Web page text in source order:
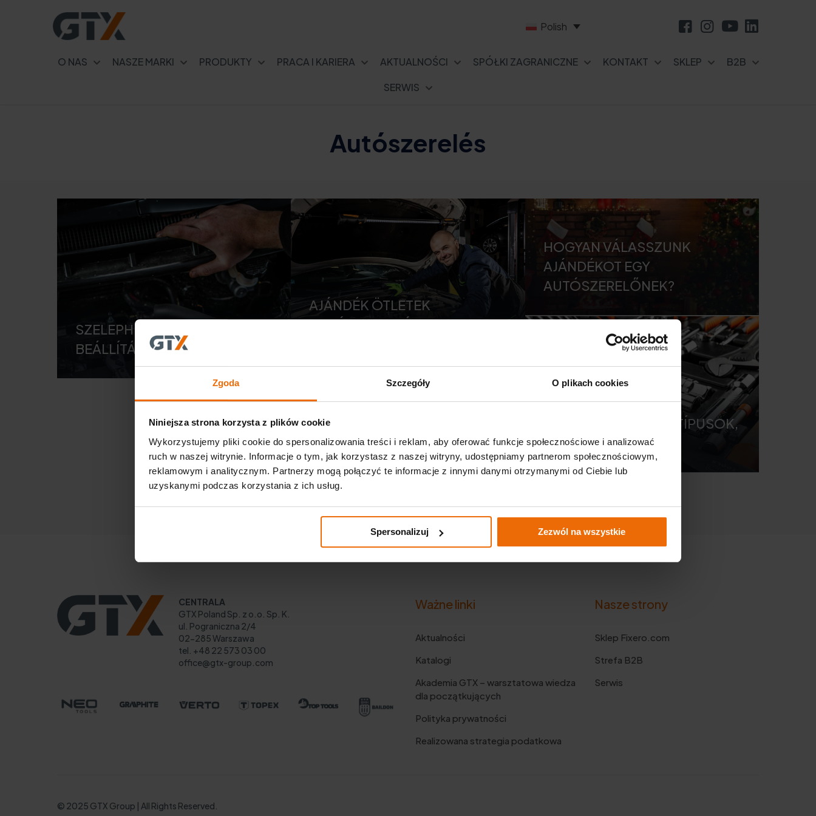
Zgoda Szczegóły O plikach cookies
Niniejsza strona korzysta z plików cookie
Wykorzystujemy pliki cookie do spersonalizowania treści i reklam, aby oferować funkcje społecznościowe i analizować
ruch w naszej witrynie. Informacje o tym, jak korzystasz z naszej witryny, udostępniamy partnerom społecznościowym,
reklamowym i analitycznym. Partnerzy mogą połączyć te informacje z innymi danymi otrzymanymi od Ciebie lub
uzyskanymi podczas korzystania z ich usług.
Spersonalizuj Zezwól na wszystkie
Polish
O NAS NASZE MARKI PRODUKTY PRACA I KARIERA AKTUALNOŚCI SPÓŁKI ZAGRANICZNE KONTAKT SKLEP
B2B
SERWIS
Autószerelés
SZELEPHÉZAGOK –
BEÁLLÍTÁS, ELLENŐRZÉS
AJÁNDÉK ÖTLETEK
AUTÓRAJONGÓKNAK
HOGYAN VÁLASSZUNK
AJÁNDÉKOT EGY
AUTÓSZERELŐNEK?
MŰHELYKULCSOK – TÍPUSOK,
HASZNÁLAT
Féknyereg felújítása – átfogó
útmutató
TOLATÓKAMERA
BESZERELÉSE — PRAKTIKUS
ÚTMUTATÓ LÉPÉSRŐL
LÉPÉSRE
AUTÓ ÁTVIZSGÁLÁSA —
HASZNOS TUDNIVALÓK
KORMÁNYMŰ FELÚJÍTÁSA —
MI A LÉNYEGE?
AZ AUTÓ VONTATÁSA.
MENNYIBE KERÜL? HOGYAN
LÁSSUNK NEKI?
CENTRALA
GTX Poland Sp. z o.o. Sp. K.
ul. Pograniczna 2/4
02-285 Warszawa
tel. +48 22 573 03 00
office@gtx-group.com
Ważne linki
Aktualności
Katalogi
Akademia GTX – warsztatowa wiedza
dla początkujących
Polityka prywatności
Realizowana strategia podatkowa
Nasze strony
Sklep Fixero.com
Strefa B2B
Serwis
© 2025 GTX Group | All Rights Reserved.